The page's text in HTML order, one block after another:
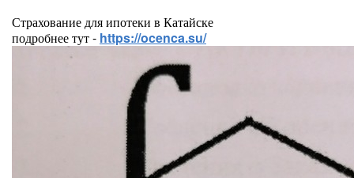
Страхование для ипотеки в Катайске
подробнее тут - https://ocenca.su/